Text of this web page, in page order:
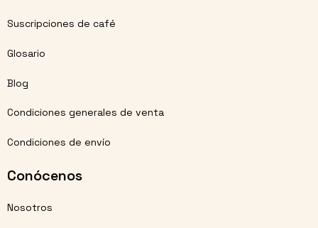
Suscripciones de café
Glosario
Blog
Condiciones generales de venta
Condiciones de envío
Conócenos
Nosotros